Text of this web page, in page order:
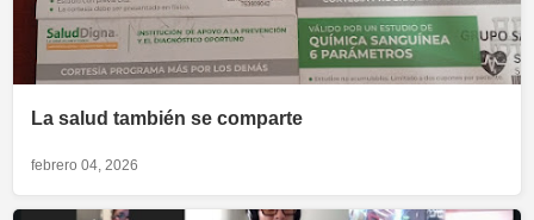
La salud también se comparte
febrero 04, 2026